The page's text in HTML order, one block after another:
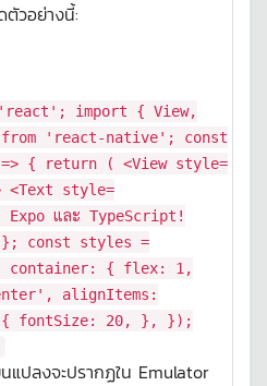
ตัวอย่างนี้:
'react' ; import { View,
from 'react-native' ; const
{ return ( <View style=
<Text style=
Expo และ TypeScript!
const styles =
container: { flex: 1 ,
, alignItems :
fontSize: 20, }, });
แปลงจะปรากฏใน Emulator